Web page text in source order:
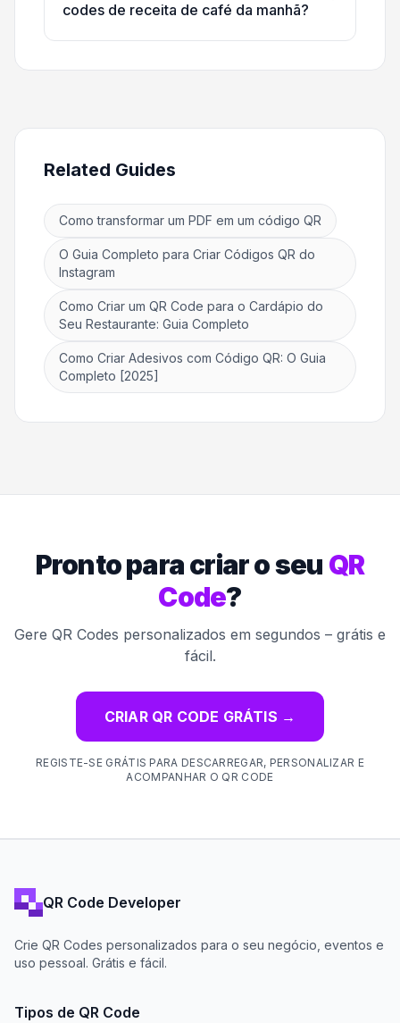
codes de receita de café da manhã?
Related Guides
Como transformar um PDF em um código QR
O Guia Completo para Criar Códigos QR do
Instagram
Como Criar um QR Code para o Cardápio do
Seu Restaurante: Guia Completo
Como Criar Adesivos com Código QR: O Guia
Completo [2025]
Pronto para criar o seu QR
Code?
Gere QR Codes personalizados em segundos – grátis e
fácil.
CRIAR QR CODE GRÁTIS →
REGISTE-SE GRÁTIS PARA DESCARREGAR, PERSONALIZAR E
ACOMPANHAR O QR CODE
QR Code Developer
Crie QR Codes personalizados para o seu negócio, eventos e
uso pessoal. Grátis e fácil.
Tipos de QR Code